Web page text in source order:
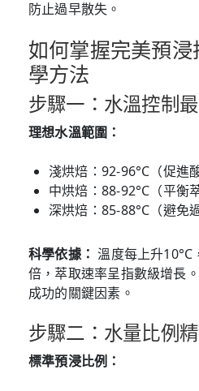
防止過早散失。
如何掌握完美預
學方法
步驟一：水溫控制
理想水溫範圍：
淺烘焙：92-96°C（促進
中烘焙：88-92°C（平衡萃
深烘焙：85-88°C（避免
科學依據： 溫度每上升
倍，萃取速率呈指數級增長
成功的關鍵因素。
步驟二：水量比例
標準預浸比例：